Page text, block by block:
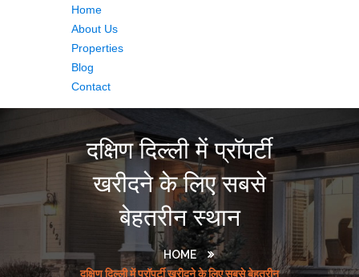
Home
About Us
Properties
Blog
Contact
दक्षिण दिल्ली में प्रॉपर्टी
खरीदने के लिए सबसे
बेहतरीन स्थान
HOME
दक्षिण दिल्ली में प्रॉपर्टी खरीदने के लिए सबसे बेहतरीन